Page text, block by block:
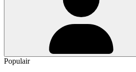
Populair